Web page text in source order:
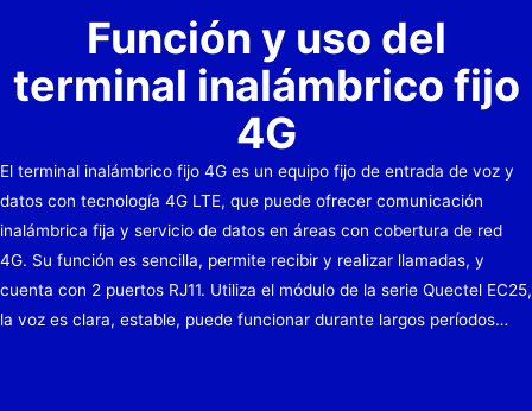
Función y uso del
terminal inalámbrico fijo
4G
El terminal inalámbrico fijo 4G es un equipo fijo de entrada de voz y
datos con tecnología 4G LTE, que puede ofrecer comunicación
inalámbrica fija y servicio de datos en áreas con cobertura de red
4G. Su función es sencilla, permite recibir y realizar llamadas, y
cuenta con 2 puertos RJ11. Utiliza el módulo de la serie Quectel EC25,
la voz es clara, estable, puede funcionar durante largos períodos…